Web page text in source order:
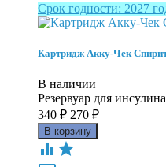
Срок годности: 2027
Картридж Акку-Чек
В наличии
Резервуар для
340 ₽ 270 ₽
 